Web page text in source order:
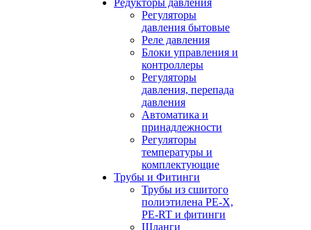
Редукторы давления
Регуляторы
давления бытовые
Реле давления
Блоки управления и
контроллеры
Регуляторы
давления, перепада
давления
Автоматика и
принадлежности
Регуляторы
температуры и
комплектующие
Трубы и Фитинги
Трубы из сшитого
полиэтилена PE-X,
PE-RT и фитинги
Шланги